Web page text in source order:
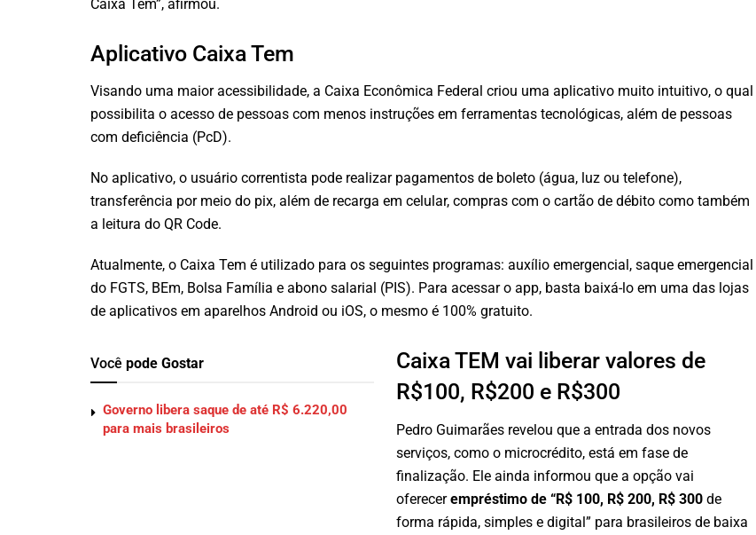
Caixa Tem”, afirmou.
Aplicativo Caixa Tem
Visando uma maior acessibilidade, a Caixa Econômica Federal criou uma aplicativo muito intuitivo, o qual
possibilita o acesso de pessoas com menos instruções em ferramentas tecnológicas, além de pessoas
com deficiência (PcD).
No aplicativo, o usuário correntista pode realizar pagamentos de boleto (água, luz ou telefone),
transferência por meio do pix, além de recarga em celular, compras com o cartão de débito como também
a leitura do QR Code.
Atualmente, o Caixa Tem é utilizado para os seguintes programas: auxílio emergencial, saque emergencial
do FGTS, BEm, Bolsa Família e abono salarial (PIS). Para acessar o app, basta baixá-lo em uma das lojas
de aplicativos em aparelhos Android ou iOS, o mesmo é 100% gratuito.
Você pode Gostar
Governo libera saque de até R$ 6.220,00
para mais brasileiros
Caixa TEM vai liberar valores de
R$100, R$200 e R$300
Pedro Guimarães revelou que a entrada dos novos
serviços, como o microcrédito, está em fase de
finalização. Ele ainda informou que a opção vai
oferecerempréstimo de “R$ 100, R$ 200, R$ 300 de
forma rápida, simples e digital” para brasileiros de baixa